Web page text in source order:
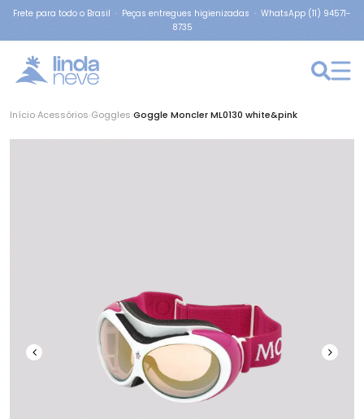
Frete para todo o Brasil · Peças entregues higienizadas · WhatsApp (11) 94571-
8735
InícioAcessórios Goggles Goggle Moncler ML0130 white&pink